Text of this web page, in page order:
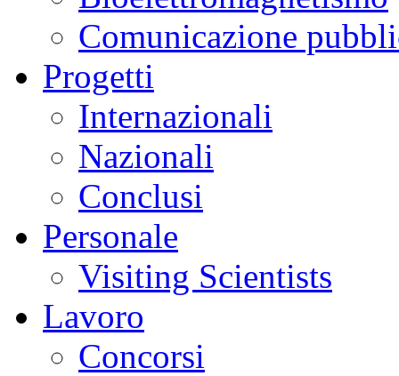
Comunicazione
Progetti
Internazionali
Nazionali
Conclusi
Personale
Visiting Scientists
Lavoro
Concorsi